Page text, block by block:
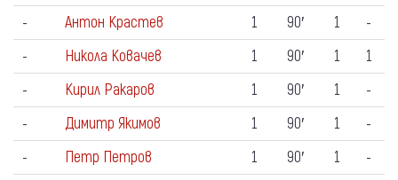
-
Антон Крастев 1 90′ 1
-
-
Никола Ковачев 1 90′ 1
1
-
Кирил Ракаров 1 90′ 1
-
-
Димитр Якимов 1 90′ 1
-
-
Петр Петров 1 90′ 1
-